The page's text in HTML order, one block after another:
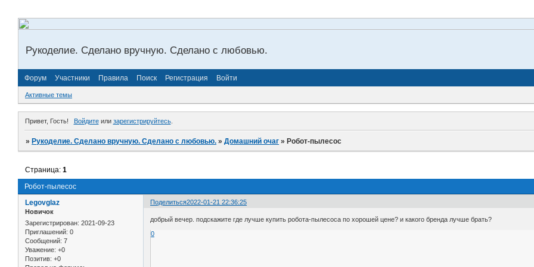
Рукоделие. Сделано вручную. Сделано с любовью.
Форум Участники Правила Поиск Регистрация Войти
Активные темы
Привет, Гость! Войдитеили зарегистрируйтесь.
»Рукоделие. Сделано вручную. Сделано с любовью. »­Домашний очаг »Робот-пылесос
Робот-пылесос
Страница:1
Поделиться2022-01-21 22:36:25
Legovglaz
Новичок
Зарегистрирован: 2021-09-23
Приглашений: 0
Сообщений: 7
Уважение: +0
Позитив: +0
добрый вечер. подскажите где лучше купить робота-пылесоса по хорошей цене? и какого бренда лучше брать?
0